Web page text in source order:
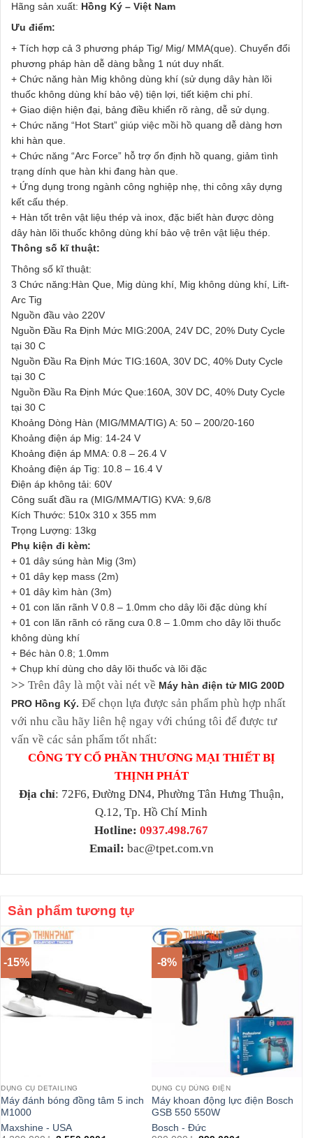
Hãng sản xuất: Hồng Ký – Việt Nam
Ưu điểm:
+ Tích hợp cả 3 phương pháp Tig/ Mig/ MMA(que). Chuyển đổi
phương pháp hàn dễ dàng bằng 1 nút duy nhất.
+ Chức năng hàn Mig không dùng khí (sử dụng dây hàn lõi
thuốc không dùng khí bảo vệ) tiện lợi, tiết kiệm chi phí.
+ Giao diện hiện đại, bảng điều khiển rõ ràng, dễ sử dụng.
+ Chức năng “Hot Start” giúp việc mồi hồ quang dễ dàng hơn
khi hàn que.
+ Chức năng “Arc Force” hỗ trợ ổn định hồ quang, giảm tình
trạng dính que hàn khi đang hàn que.
+ Ứng dụng trong ngành công nghiệp nhẹ, thi công xây dựng
kết cấu thép.
+ Hàn tốt trên vật liệu thép và inox, đặc biết hàn được dòng
dây hàn lõi thuốc không dùng khí bảo vệ trên vật liệu thép.
Thông số kĩ thuật:
Thông số kĩ thuật:
3 Chức năng:Hàn Que, Mig dùng khí, Mig không dùng khí, Lift-
Arc Tig
Nguồn đầu vào 220V
Nguồn Đầu Ra Định Mức MIG:200A, 24V DC, 20% Duty Cycle
tại 30 C
Nguồn Đầu Ra Định Mức TIG:160A, 30V DC, 40% Duty Cycle
tại 30 C
Nguồn Đầu Ra Định Mức Que:160A, 30V DC, 40% Duty Cycle
tại 30 C
Khoảng Dòng Hàn (MIG/MMA/TIG) A: 50 – 200/20-160
Khoảng điện áp Mig: 14-24 V
Khoảng điện áp MMA: 0.8 – 26.4 V
Khoảng điện áp Tig: 10.8 – 16.4 V
Điện áp không tải: 60V
Công suất đầu ra (MIG/MMA/TIG) KVA: 9,6/8
Kích Thước: 510x 310 x 355 mm
Trọng Lượng: 13kg
Phụ kiện đi kèm:
+ 01 dây súng hàn Mig (3m)
+ 01 dây kẹp mass (2m)
+ 01 dây kìm hàn (3m)
+ 01 con lăn rãnh V 0.8 – 1.0mm cho dây lõi đặc dùng khí
+ 01 con lăn rãnh có răng cưa 0.8 – 1.0mm cho dây lõi thuốc
không dùng khí
+ Béc hàn 0.8; 1.0mm
+ Chụp khí dùng cho dây lõi thuốc và lõi đặc
>> Trên đây là một vài nét về Máy hàn điện tử MIG 200D
PRO Hồng Ký. Để chọn lựa được sản phẩm phù hợp nhất
với nhu cầu hãy liên hệ ngay với chúng tôi để được tư
vấn về các sản phẩm tốt nhất:
CÔNG TY CỔ PHẦN THƯƠNG MẠI THIẾT BỊ
THỊNH PHÁT
Địa chỉ: 72F6, Đường DN4, Phường Tân Hưng Thuận,
Q.12, Tp. Hồ Chí Minh
Hotline: 0937.498.767
Email: bac@tpet.com.vn
Sản phẩm tương tự
-15%
DỤNG CỤ DETAILING
Máy đánh bóng đồng tâm 5 inch
M1000
Maxshine - USA
-8%
DỤNG CỤ DÙNG ĐIỆN
Máy khoan động lực điện Bosch
GSB 550 550W
Bosch - Đức